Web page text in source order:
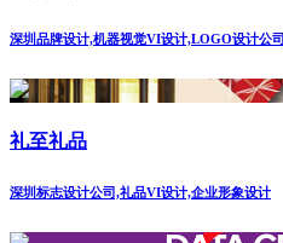
深圳品牌设计,机器视觉VI设计,LOGO设计公司
礼至礼品
深圳标志设计公司,礼品VI设计,企业形象设计